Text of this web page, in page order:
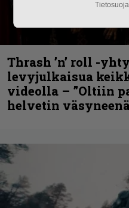
Thrash ’n’ roll -
levyjulkaisua
videolla – ”Oltiin
helvetin